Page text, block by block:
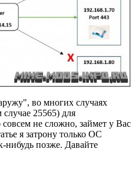
во многих случаях
25565) для
не сложно, займет у Вас
я затрону только ОС
нибудь позже. Давайте